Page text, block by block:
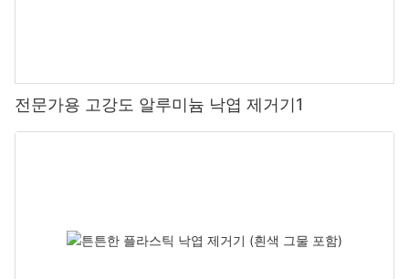
전문가용 고강도 알루미늄 낙엽 제거기1